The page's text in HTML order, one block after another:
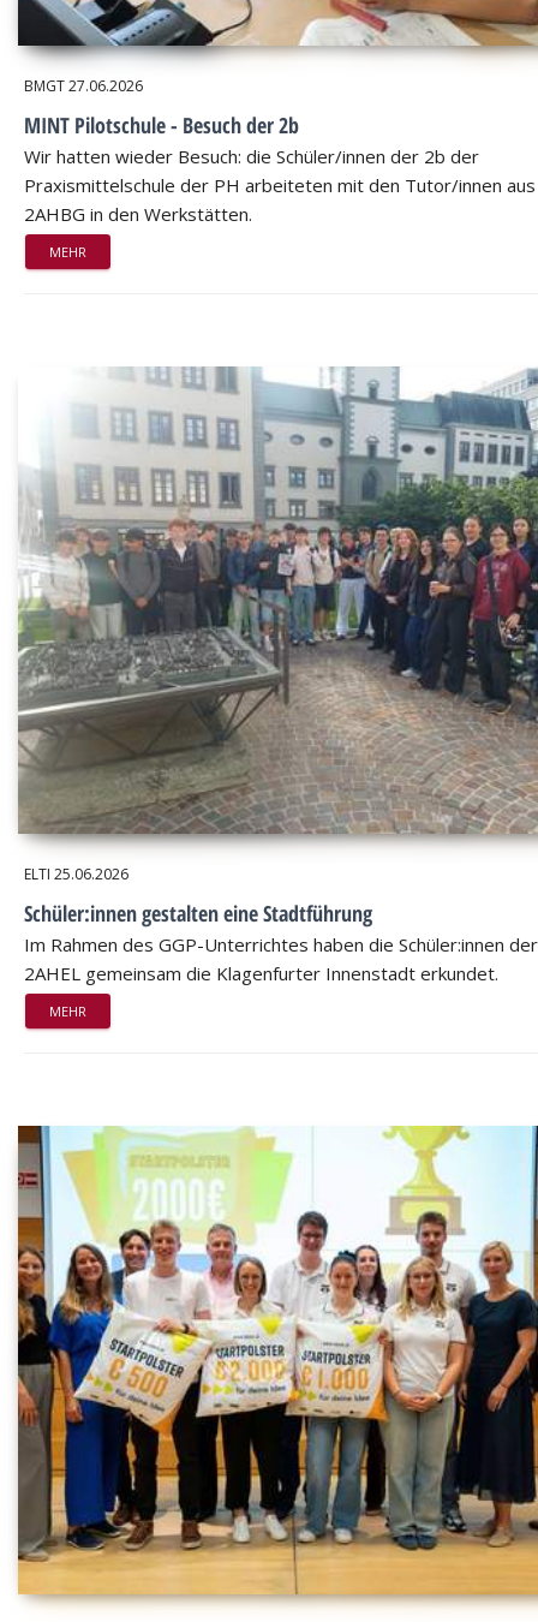
BMGT27.06.2026
MINT Pilotschule - Besuch der 2b
Wir hatten wieder Besuch: die Schüler/innen der 2b der
Praxismittelschule der PH arbeiteten mit den Tutor/innen
2AHBG in den Werkstätten.
MEHR
ELTI 25.06.2026
Schüler:innen gestalten eine Stadtführung
Im Rahmen des GGP-Unterrichtes haben die Schüler:innen der
2AHEL gemeinsam die Klagenfurter Innenstadt erkundet.
MEHR